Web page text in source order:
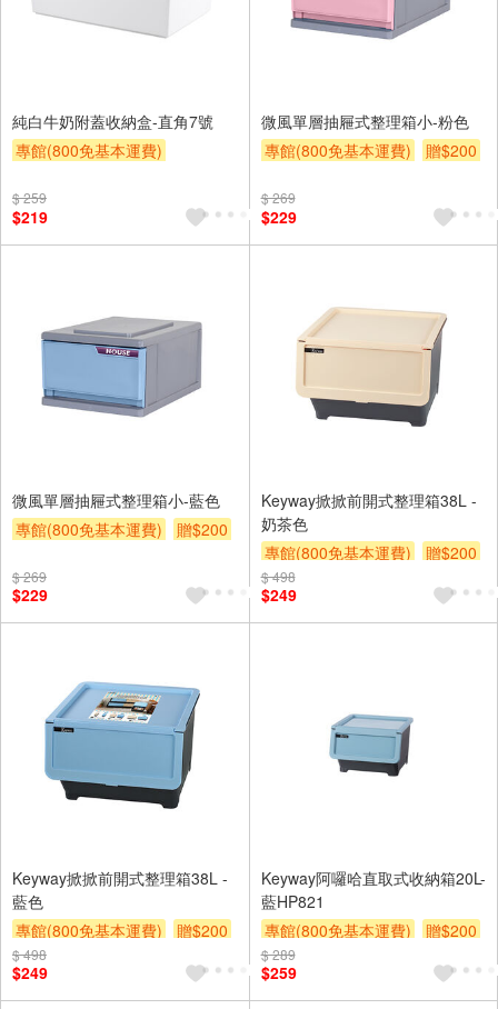
純白牛奶附蓋收納盒-直角7號
專館(800免基本運費)
$ 259
$219
微風單層抽屜式整理箱小-粉色
專館(800免基本運費)
贈$200
$ 269
$229
微風單層抽屜式整理箱小-藍色
專館(800免基本運費)
贈$200
$ 269
$229
Keyway掀掀前開式整理箱38L -
奶茶色
專館(800免基本運費)
贈$200
$ 498
$249
Keyway掀掀前開式整理箱38L -
藍色
專館(800免基本運費)
贈$200
$ 498
$249
Keyway阿囉哈直取式收納箱20L-
藍HP821
專館(800免基本運費)
贈$200
$ 289
$259